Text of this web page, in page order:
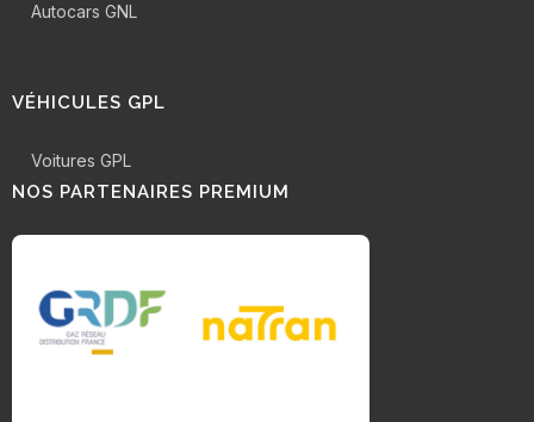
Autocars GNL
VÉHICULES GPL
Voitures GPL
NOS PARTENAIRES PREMIUM